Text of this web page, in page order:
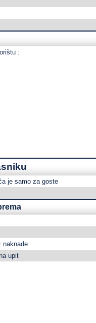
:
je samo za goste
naknade
upit